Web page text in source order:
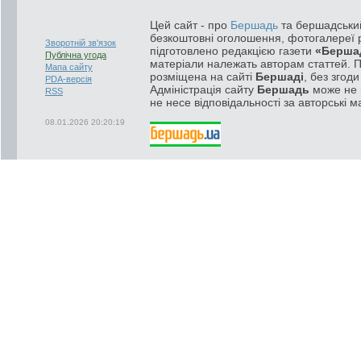
Зворотній зв'язок
Публічна угода
Мапа сайту
PDA-версія
RSS
08.01.2026 20:20:19
Цей сайт - про Бершадь та
безкоштовні оголошення, фотогалереї
підготовлено редакцією газети
матеріали належать авторам статтей.
розміщена на сайті Бершаді , без
Адміністрація сайту Бершадь може не
не несе відповідальності за авторські